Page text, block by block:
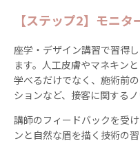
【ステップ2】モニタ
座学・デザイン講習で習得
ます。人工皮膚やマネキン
学べるだけでなく、施術前
ションなど、接客に関する
講師のフィードバックを受
ンと自然な眉を描く技術の